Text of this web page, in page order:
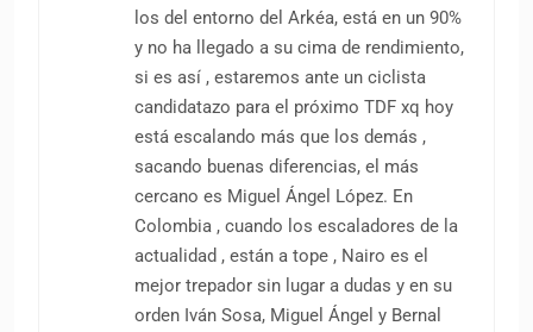
los del entorno del Arkéa, está en un 90%
y no ha llegado a su cima de rendimiento,
si es así , estaremos ante un ciclista
candidatazo para el próximo TDF xq hoy
está escalando más que los demás ,
sacando buenas diferencias, el más
cercano es Miguel Ángel López. En
Colombia , cuando los escaladores de la
actualidad , están a tope , Nairo es el
mejor trepador sin lugar a dudas y en su
orden Iván Sosa, Miguel Ángel y Bernal